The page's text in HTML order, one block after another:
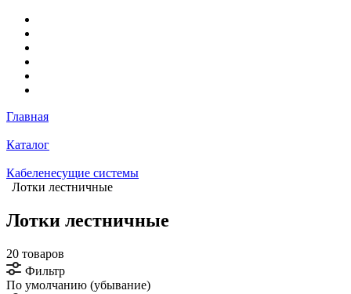
Главная
Каталог
Кабеленесущие системы
Лотки лестничные
Лотки лестничные
20 товаров
Фильтр
По умолчанию (убывание)